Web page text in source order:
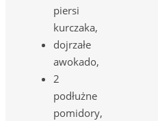
piersi
kurczaka,
dojrzałe
awokado,
2
podłużne
pomidory,